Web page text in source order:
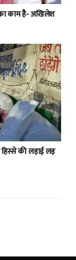
काम है- अखिलेश
की लड़ाई लड़